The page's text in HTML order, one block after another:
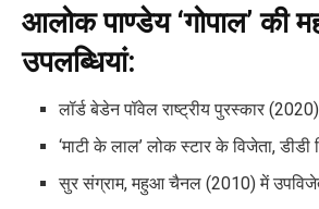
आलोक पाण्डेय ‘गोपाल’ की
उपलब्धियां:
लॉर्ड बेडेन पॉवेल राष्ट्रीय पुरस्कार
‘माटी के लाल’ लोक स्टार के विजेता,
सुर संग्राम, महुआ चैनल (2010) में